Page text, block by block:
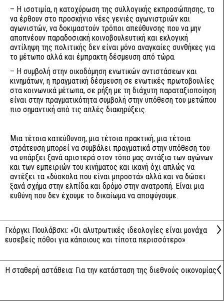
– Η ισοτιμία, η κατοχύρωση της συλλογικής εκπροσώπησης, το
να έρθουν στο προσκήνιο νέες γενιές αγωνιστριών και
αγωνιστών, να δοκιμαστούν τρόποι απεύθυνσης που να μην
αποπνέουν παραδοσιακή κοινοβουλευτική και εκλογική
αντίληψη της πολιτικής δεν είναι μόνο αναγκαίες συνθήκες για
το μέτωπο αλλά και έμπρακτη δέσμευση από τώρα.
– Η συμβολή στην οικοδόμηση ενωτικών αντιστάσεων και
κινημάτων, η πραγματική δέσμευση σε ενωτικές πρωτοβουλίες
στα κοινωνικά μέτωπα, σε ρήξη με τη διάχυτη παραταξιοποίηση
είναι στην πραγματικότητα συμβολή στην υπόθεση του μετώπου
πιο σημαντική από τις απλές διακηρύξεις.
Μια τέτοια κατεύθυνση, μια τέτοια πρακτική, μια τέτοια
στράτευση μπορεί να συμβάλει πραγματικά στην υπόθεση του
να υπάρξει ξανά αριστερά στον τόπο μας αντάξια των αγώνων
και των εμπειριών του κινήματος και ικανή όχι απλώς να
αντέξει τα «δύσκολα που είναι μπροστά» αλλά και να δώσει
ξανά σχήμα στην ελπίδα και δρόμο στην ανατροπή. Είναι μια
ευθύνη που δεν έχουμε το δικαίωμα να αποφύγουμε.
Γκόργκι Πουλάβσκι: «Οι αλυτρωτικές ιδεολογίες είναι μονάχα
ευσεβείς πόθοι για κάποιους και τίποτα περισσότερο»
Η σταθερή αστάθεια: Για την κατάσταση της διεθνούς οικονομίας